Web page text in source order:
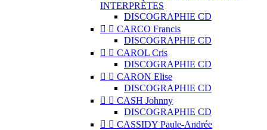
INTERPRÈTES
DISCOGRAPHIE CD
  CARCO Francis
DISCOGRAPHIE CD
  CAROL Cris
DISCOGRAPHIE CD
  CARON Elise
DISCOGRAPHIE CD
  CASH Johnny
DISCOGRAPHIE CD
  CASSIDY Paule-Andrée